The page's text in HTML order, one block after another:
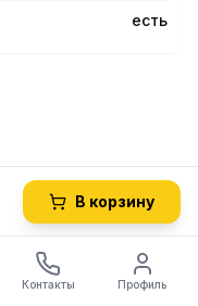
есть
В корзину
Контакты Профиль